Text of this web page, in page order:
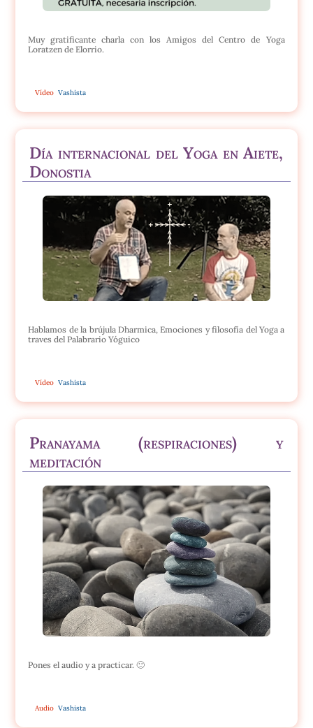
Muy gratificante charla con los Amigos del Centro de Yoga
Loratzen de Elorrio.
Vídeo Vashista
Día internacional del Yoga en Aiete,
Donostia
Hablamos de la brújula Dharmica, Emociones y filosofía del Yoga a
traves del Palabrario Yóguico
Vídeo Vashista
Pranayama (respiraciones) y
meditación
Pones el audio y a practicar. 🙂
Audio Vashista